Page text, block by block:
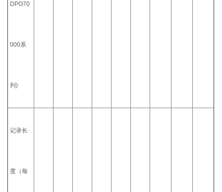
DPO70
000系
列)
记录长
度（每